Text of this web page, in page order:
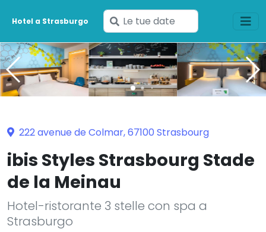
Hotel a Strasburgo
Inserisci
le
tue
date
222 avenue de Colmar, 67100 Strasbourg
ibis Styles Strasbourg Stade
de la Meinau
Hotel-ristorante 3 stelle con spa a
Strasburgo